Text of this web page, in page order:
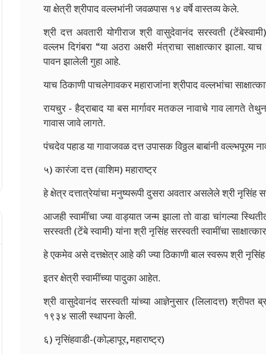
या क्षेत्री श्रीपाद वल्लभांनी जवळपास १४ वर्षे वास्तव्य केले.
श्री दत्त अवतारी योगीराज श्री वासुदेवानंद सरस्वती
वल्लभ दिगंबरा “या अठरा अक्षरी मंत्राचा साक्षात्कार झाला.
पावन झालेली गुहा आहे.
याच ठिकाणी पाचलेगावकर महाराजांना श्रीपाद वल्लभांचा
रायचुर - हैद्राबाद या बस मार्गावर मतकल नावाचे गाव लागते
गावास जावे लागते.
पंचदेव पहाड या गावाजवळ दत्त उपासक विठ्ठल बाबांनी
५) कारंजा दत्त (वाशिम) महाराष्ट्र
हे क्षेत्र दत्तात्रेयांचा मनुष्यरूपी दुसरा अवतार असलेले श्री नृसिंह
आजही स्वामींचा ज्या वाड्यात जन्म झाला तो वाडा चांगल्या
सरस्वती (टेंबे स्वामी) यांना श्री नृसिंह सरस्वती स्वामींचा
हे एकमेव असे दत्तक्षेत्र आहे की ज्या ठिकाणी बाल स्वरूप श्री नृसिंह
इतर क्षेत्री स्वामींच्या पादुका आहेत.
श्री वासुदेवानंद सरस्वती यांच्या आज्ञेनुसार (लिलादत्त) श्रीपत
१९३४ साली स्थापना केली.
६) नृसिंहवाडी-(कोल्हापूर, महाराष्ट्र)